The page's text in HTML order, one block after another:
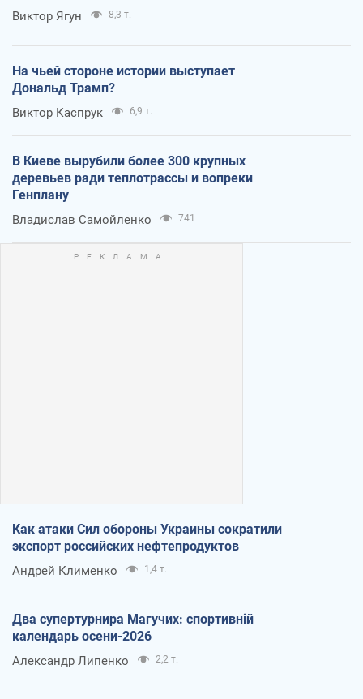
Виктор Ягун 8,3 т.
На чьей стороне истории выступает
Дональд Трамп?
Виктор Каспрук 6,9 т.
В Киеве вырубили более 300 крупных
деревьев ради теплотрассы и вопреки
Генплану
Владислав Самойленко 741
Как атаки Сил обороны Украины сократили
экспорт российских нефтепродуктов
Андрей Клименко 1,4 т.
Два супертурнира Магучих: спортивній
календарь осени-2026
Александр Липенко 2,2 т.